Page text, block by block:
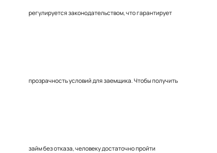
регулируется законодательством, что гарантирует
прозрачность условий для заемщика. Чтобы получить
займ без отказа, человеку достаточно пройти